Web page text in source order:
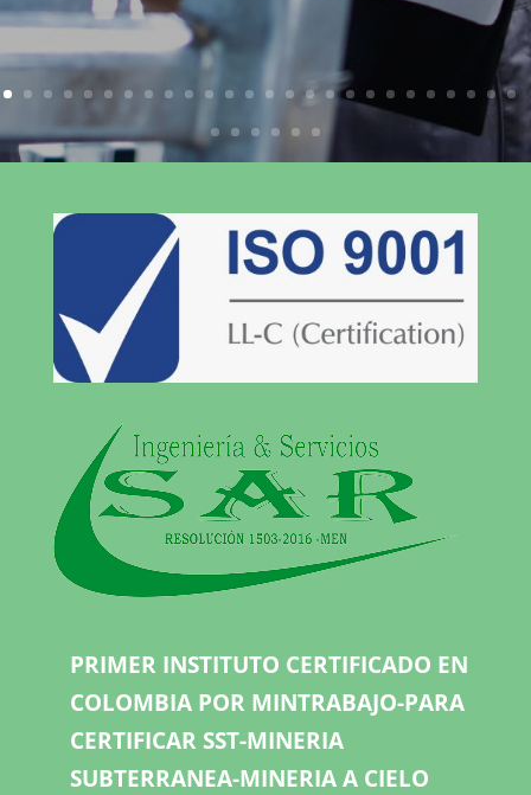
PRIMER INSTITUTO CERTIFICADO EN
COLOMBIA POR MINTRABAJO-PARA
CERTIFICAR SST-MINERIA
SUBTERRANEA-MINERIA A CIELO